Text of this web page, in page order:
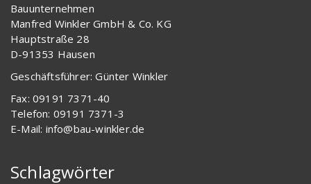
Bauunternehmen
Manfred Winkler GmbH & Co. KG
Hauptstraße 28
D-91353 Hausen
Geschäftsführer: Günter Winkler
Fax: 09191 7371-40
Telefon: 09191 7371-3
E-Mail: info@bau-winkler.de
Schlagwörter